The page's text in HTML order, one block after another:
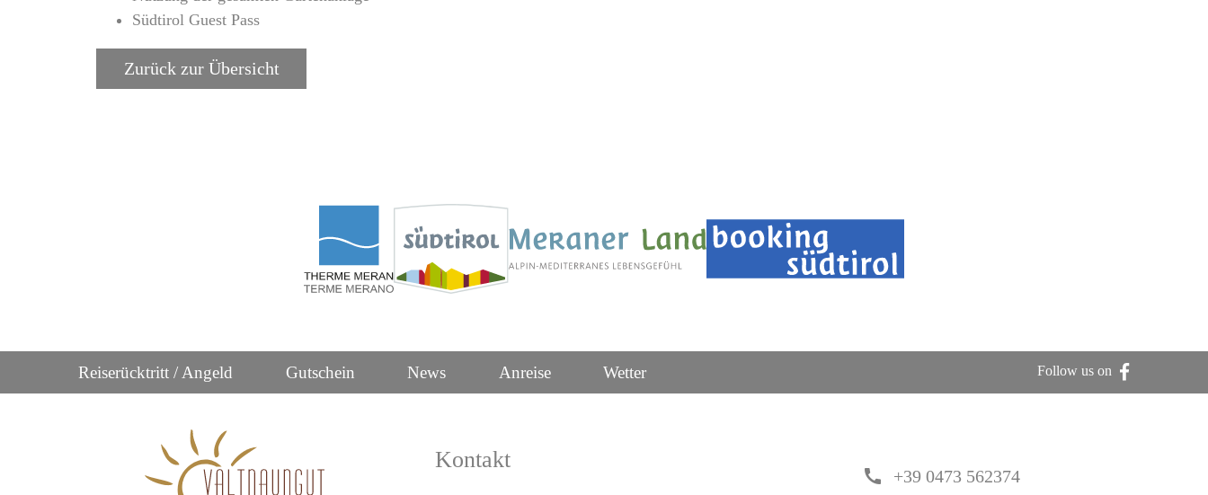
Südtirol Guest Pass
Zurück zur Übersicht
Follow us on
Reiserücktritt / Angeld Gutschein News Anreise Wetter
Kontakt
call +39 0473 562374